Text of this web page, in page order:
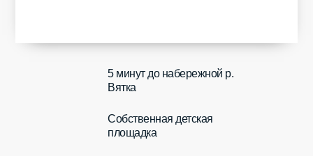
5 минут до набережной р.
Вятка
Собственная детская
площадка